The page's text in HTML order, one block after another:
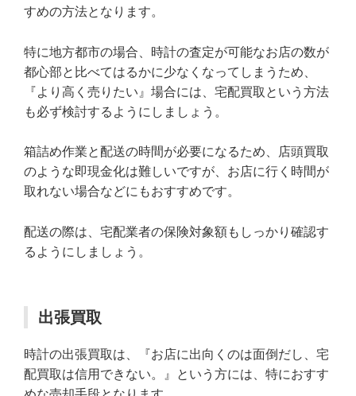
すめの方法となります。
特に地方都市の場合、時計の査定が可能なお店の数が
都心部と比べてはるかに少なくなってしまうため、
『より高く売りたい』場合には、宅配買取という方法
も必ず検討するようにしましょう。
箱詰め作業と配送の時間が必要になるため、店頭買取
のような即現金化は難しいですが、お店に行く時間が
取れない場合などにもおすすめです。
配送の際は、宅配業者の保険対象額もしっかり確認す
るようにしましょう。
出張買取
時計の出張買取は、『お店に出向くのは面倒だし、宅
配買取は信用できない。』という方には、特におすす